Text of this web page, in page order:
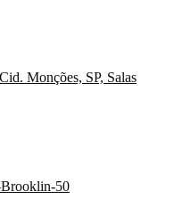
Monções, SP, Salas